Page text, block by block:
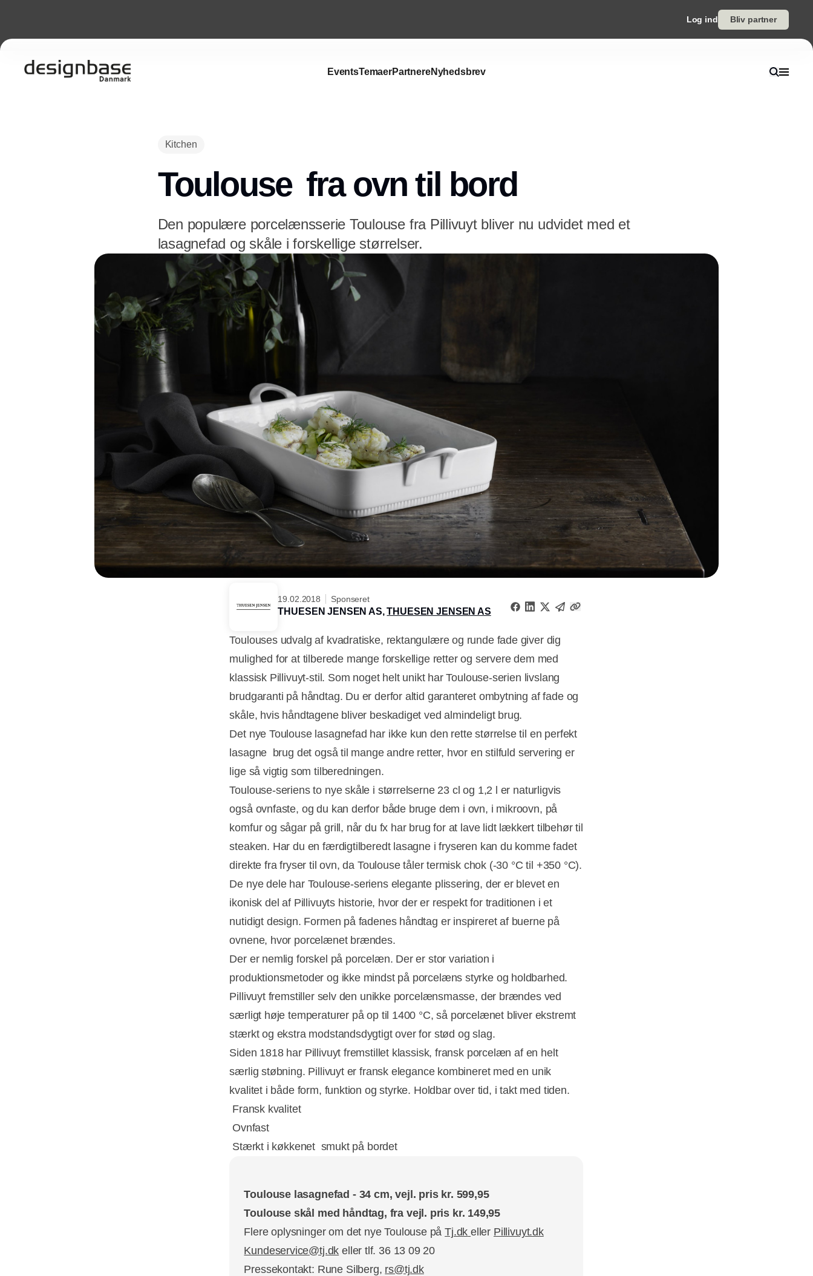
Log ind Bliv partner
EventsTemaerPartnereNyhedsbrev
Kitchen
Toulouse  fra ovn til bord
Den populære porcelænsserie Toulouse fra Pillivuyt bliver nu udvidet med et
lasagnefad og skåle i forskellige størrelser.
19.02.2018 Sponseret
THUESEN JENSEN AS,THUESEN JENSEN AS
Toulouses udvalg af kvadratiske, rektangulære og runde fade giver dig
mulighed for at tilberede mange forskellige retter og servere dem med
klassisk Pillivuyt-stil. Som noget helt unikt har Toulouse-serien livslang
brudgaranti på håndtag. Du er derfor altid garanteret ombytning af fade og
skåle, hvis håndtagene bliver beskadiget ved almindeligt brug.
Det nye Toulouse lasagnefad har ikke kun den rette størrelse til en perfekt
lasagne  brug det også til mange andre retter, hvor en stilfuld servering er
lige så vigtig som tilberedningen.
Toulouse-seriens to nye skåle i størrelserne 23 cl og 1,2 l er naturligvis
også ovnfaste, og du kan derfor både bruge dem i ovn, i mikroovn, på
komfur og sågar på grill, når du fx har brug for at lave lidt lækkert tilbehør til
steaken. Har du en færdigtilberedt lasagne i fryseren kan du komme fadet
direkte fra fryser til ovn, da Toulouse tåler termisk chok (-30 °C til +350 °C).
De nye dele har Toulouse-seriens elegante plissering, der er blevet en
ikonisk del af Pillivuyts historie, hvor der er respekt for traditionen i et
nutidigt design. Formen på fadenes håndtag er inspireret af buerne på
ovnene, hvor porcelænet brændes.
Der er nemlig forskel på porcelæn. Der er stor variation i
produktionsmetoder og ikke mindst på porcelæns styrke og holdbarhed.
Pillivuyt fremstiller selv den unikke porcelænsmasse, der brændes ved
særligt høje temperaturer på op til 1400 °C, så porcelænet bliver ekstremt
stærkt og ekstra modstandsdygtigt over for stød og slag.
Siden 1818 har Pillivuyt fremstillet klassisk, fransk porcelæn af en helt
særlig støbning. Pillivuyt er fransk elegance kombineret med en unik
kvalitet i både form, funktion og styrke. Holdbar over tid, i takt med tiden.
 Fransk kvalitet
 Ovnfast
 Stærkt i køkkenet  smukt på bordet
Toulouse lasagnefad - 34 cm, vejl. pris kr. 599,95
Toulouse skål med håndtag, fra vejl. pris kr. 149,95
Flere oplysninger om det nye Toulouse påTj.dk eller Pillivuyt.dk
Kundeservice@tj.dk eller tlf. 36 13 09 20
Pressekontakt: Rune Silberg, rs@tj.dk